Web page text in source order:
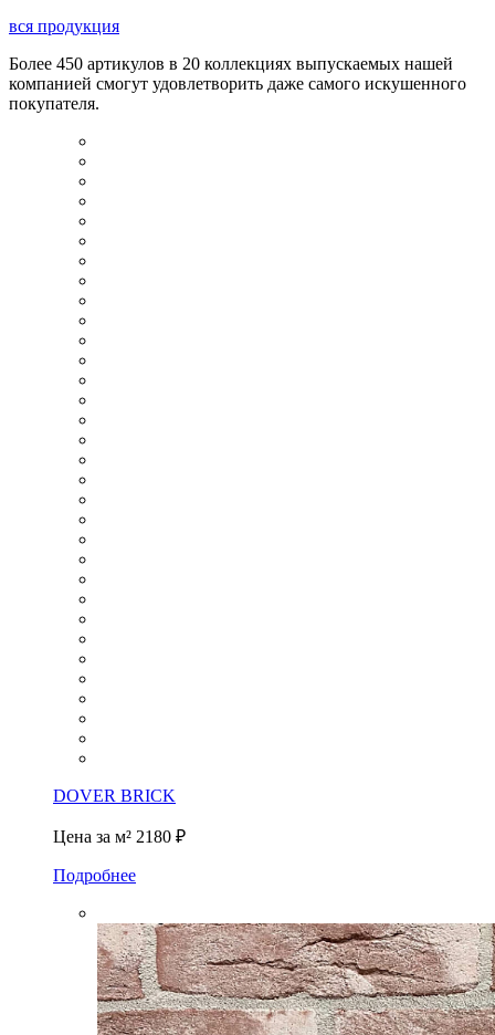
вся продукция
Более 450 артикулов в 20 коллекциях выпускаемых нашей
компанией смогут удовлетворить даже самого искушенного
покупателя.
DOVER BRICK
Цена за м² 2180 ₽
Подробнее